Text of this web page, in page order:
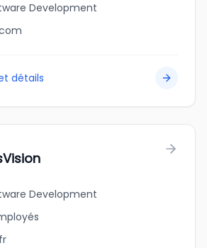
Development
détails
Development